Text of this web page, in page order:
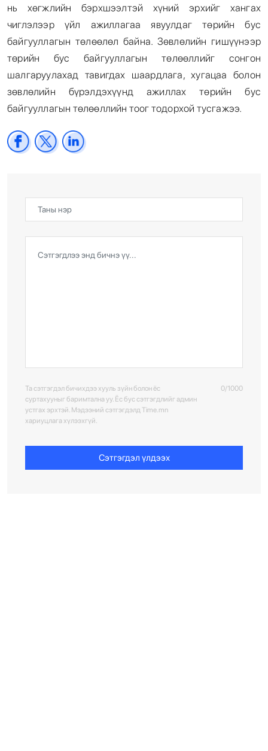
нь хөгжлийн бэрхшээлтэй хүний эрхийг хангах
чиглэлээр үйл ажиллагаа явуулдаг төрийн бус
байгууллагын төлөөлөл байна. Зөвлөлийн гишүүнээр
төрийн бус байгууллагын төлөөллийг сонгон
шалгаруулахад тавигдах шаардлага, хугацаа болон
зөвлөлийн бүрэлдэхүүнд ажиллах төрийн бус
байгууллагын төлөөллийн тоог тодорхой тусгажээ.
Та сэтгэгдэл бичихдээ хууль зүйн болон ёс
суртахууныг баримтална уу. Ёс бус сэтгэгдлийг админ
устгах эрхтэй. Мэдээний сэтгэгдэлд Time.mn
хариуцлага хүлээхгүй.
0/1000
Сэтгэгдэл үлдээх